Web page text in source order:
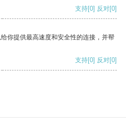
支持[0] 反对[0]
你提供最高速度和安全性的连接，并帮
支持[0] 反对[0]